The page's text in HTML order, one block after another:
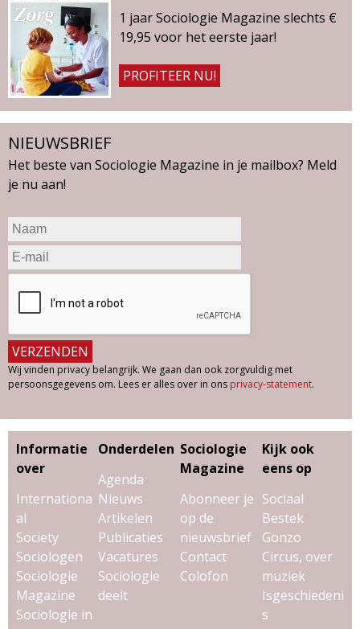
1 jaar Sociologie Magazine slechts €
19,95 voor het eerste jaar!
PROFITEER NU!
NIEUWSBRIEF
Het beste van Sociologie Magazine in je mailbox? Meld
je nu aan!
Wij vinden privacy belangrijk. We gaan dan ook zorgvuldig met
persoonsgegevens om. Lees er alles over in ons privacy-statement.
Informatie
over
Internationa
al
Society
Sociologen
Sociologie
Magazine
Sociologie in
Onderdelen
Agenda
Nieuws
Artikelen
Publicaties
Vacatures
Sociologie
deelt
Sociologie
Magazine
Abonneer je
op de
nieuwsbrief
Contact
Colofon
Kijk ook
eens op
Sociaal
Bestek
Gonzo
Circus, over
muziek
Isgeschiedeni
s